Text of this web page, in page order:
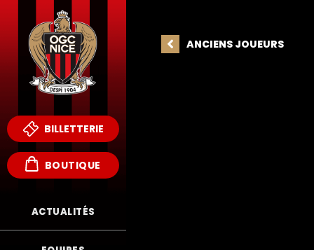
BILLETTERIE
BOUTIQUE
ACTUALITÉS
ANCIENS JOUEURS